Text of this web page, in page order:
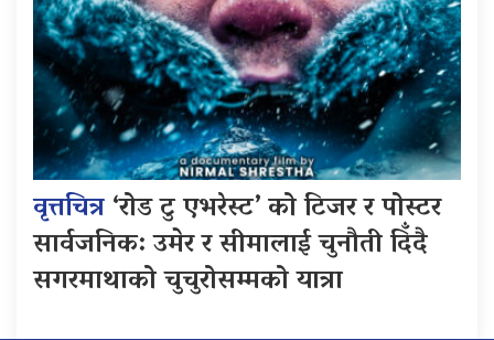
वृत्तचित्र‘रोड टु एभरेस्ट’ को टिजर र पोस्टर
सार्वजनिक: उमेर र सीमालाई चुनौती दिँदै
सगरमाथाको चुचुरोसम्मको यात्रा